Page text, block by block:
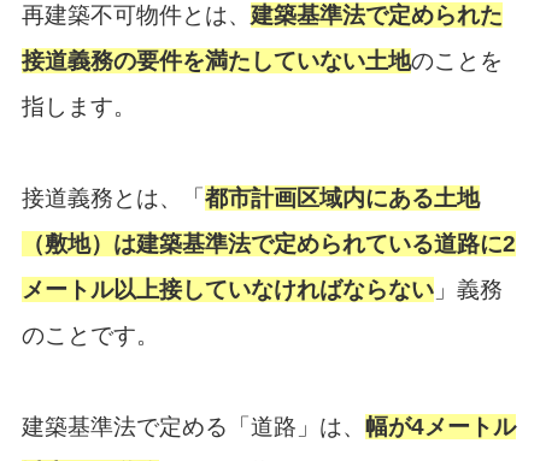
再建築不可物件とは、 建築基準法で定められた
接道義務の要件を満たしていない土地のことを
指します。
接道義務とは、「都市計画区域内にある土地
（敷地）は建築基準法で定められている道路に2
メートル以上接していなければならない」義務
のことです。
建築基準法で定める「道路」は、 幅が4メートル